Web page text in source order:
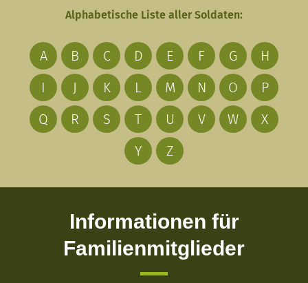
Alphabetische Liste aller Soldaten:
A B C D E F G
H
I
J K L M N O
P
Q
R S T U V W
X
Y
Z
Informationen für
Familienmitglieder